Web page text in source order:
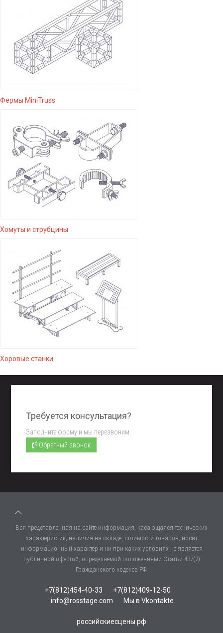
Фермы MiniTruss
Хомуты и струбцины
Хоровые станки
Требуется консультация?
Заполните форму и мы перезвоним.
Обратный звонок
Вся представленная на сайте информация, касающаяся технических
характеристик, наличия на складе, стоимости товаров, носит
информационный характер и ни при каких условиях не является
публичной офертой, определяемой положениями Статьи 437(2)
Гражданского кодекса РФ.
+7(812)454-40-33
+7(812)409-12-50
info@rosstage.com
Мы в Vkontakte
российскиесцены.рф